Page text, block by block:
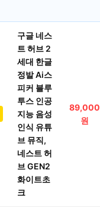
구글 네스
트 허브 2
세대 한글
정발 Ai스
피커 블루
투스 인공
지능 음성
인식 유튜
브 뮤직,
네스트 허
브 GEN2
화이트초
크
89,000
원